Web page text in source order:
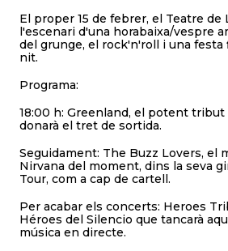
El proper 15 de febrer, el Teatre de
l'escenari d'una horabaixa/vespre
del grunge, el rock'n'roll i una festa
nit.
Programa:
18:00 h: Greenland, el potent tribut
donarà el tret de sortida.
Seguidament: The Buzz Lovers, el
Nirvana del moment, dins la seva
Tour, com a cap de cartell.
Per acabar els concerts: Heroes
Héroes del Silencio que tancarà
música en directe.